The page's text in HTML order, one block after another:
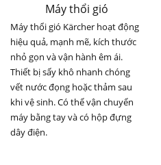
Máy thổi gió
Máy thổi gió Kärcher hoạt động
hiệu quả, mạnh mẽ, kích thước
nhỏ gọn và vận hành êm ái.
Thiết bị sấy khô nhanh chóng
vết nước đọng hoặc thảm sau
khi vệ sinh. Có thể vận chuyển
máy bằng tay và có hộp đựng
dây điện.